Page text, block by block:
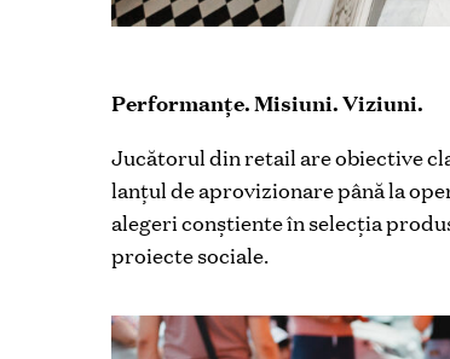
Performanțe. Misiuni. Viziuni.
Jucătorul din retail are obiective
lanțul de aprovizionare până la
alegeri conștiente în selecția
proiecte sociale.